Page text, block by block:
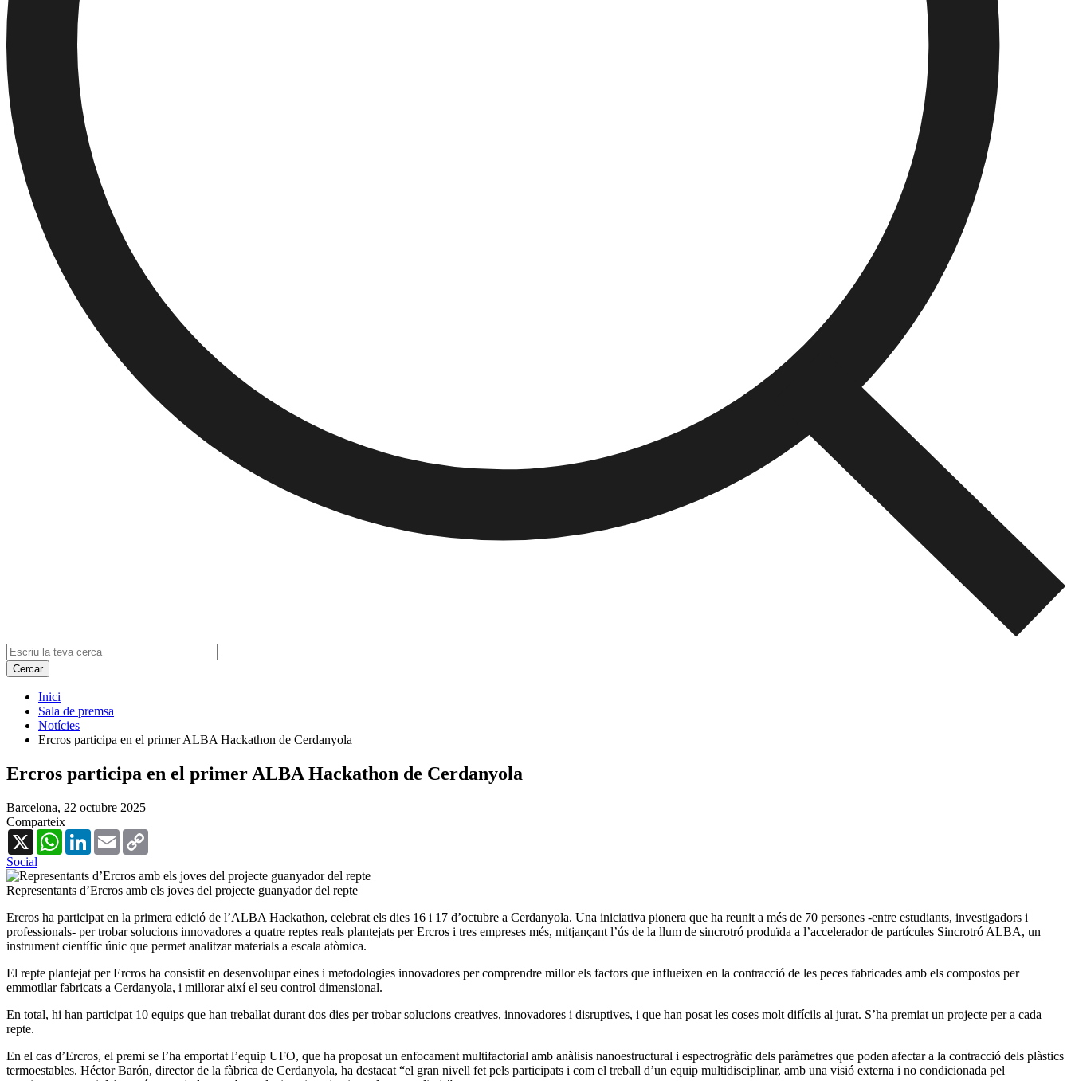
Inici
Sala de premsa
Notícies
Ercros participa en el primer ALBA Hackathon de Cerdanyola
Ercros participa en el primer ALBA Hackathon de Cerdanyola
Barcelona, 22 octubre 2025
Comparteix
X
WhatsAppLinkedInEmail
Social
Representants d’Ercros amb els joves del projecte guanyador del repte
Ercros ha participat en la primera edició de l’ALBA Hackathon, celebrat els dies 16 i 17 d’octubre a Cerdanyola. Una iniciativa pionera que ha reunit a més de 70 persones -entre estudiants, investigadors i
professionals- per trobar solucions innovadores a quatre reptes reals plantejats per Ercros i tres empreses més, mitjançant l’ús de la llum de sincrotró produïda a l’accelerador de partícules Sincrotró ALBA, un
instrument científic únic que permet analitzar materials a escala atòmica.
El repte plantejat per Ercros ha consistit en desenvolupar eines i metodologies innovadores per comprendre millor els factors que influeixen en la contracció de les peces fabricades amb els compostos per
emmotllar fabricats a Cerdanyola, i millorar així el seu control dimensional.
En total, hi han participat 10 equips que han treballat durant dos dies per trobar solucions creatives, innovadores i disruptives, i que han posat les coses molt difícils al jurat. S’ha premiat un projecte per a cada
repte.
En el cas d’Ercros, el premi se l’ha emportat l’equip UFO, que ha proposat un enfocament multifactorial amb anàlisis nanoestructural i espectrogràfic dels paràmetres que poden afectar a la contracció dels plàstics
termoestables. Héctor Barón, director de la fàbrica de Cerdanyola, ha destacat “el gran nivell fet pels participats i com el treball d’un equip multidisciplinar, amb una visió externa i no condicionada pel